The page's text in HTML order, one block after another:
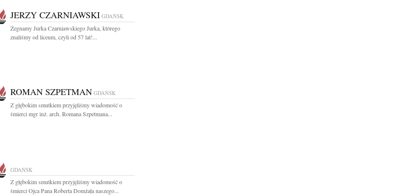
JERZY CZARNIAWSKI GDAŃSK
Żegnamy Jurka Czarniawskiego Jurka, którego
znaliśmy od liceum, czyli od 57 lat!...
ROMAN SZPETMAN GDAŃSK
Z głębokim smutkiem przyjęliśmy wiadomość o
śmierci mgr inż. arch. Romana Szpetmana...
GDAŃSK
Z głębokim smutkiem przyjęliśmy wiadomość o
śmierci Ojca Pana Roberta Domżała naszego...